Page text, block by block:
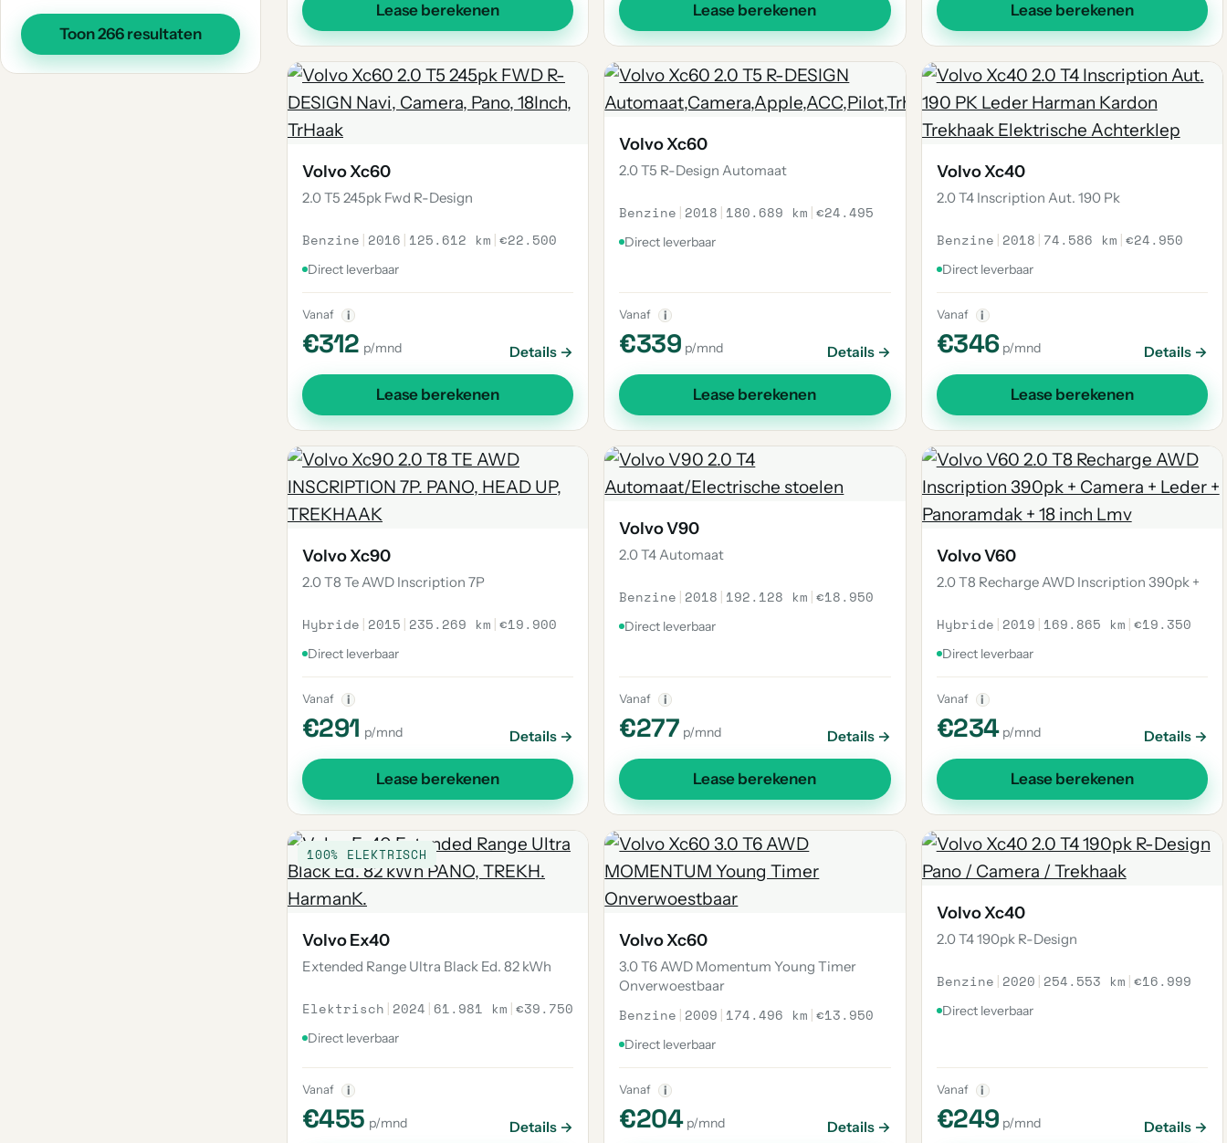
940 1
850 1
Toon 266 resultaten
Lease berekenen Lease berekenen Lease berekenen
Volvo Xc60
2.0 T5 245pk Fwd R-Design
Benzine | 2016 | 125.612 km |€22.500
Direct leverbaar
Vanaf i
€312 p/mnd Details →
Lease berekenen
Volvo Xc60
2.0 T5 R-Design Automaat
Benzine | 2018 | 180.689 km |€24.495
Direct leverbaar
Vanaf i
€339 p/mnd Details →
Lease berekenen
Volvo Xc40
2.0 T4 Inscription Aut. 190 Pk
Benzine | 2018 | 74.586 km |€24.950
Direct leverbaar
Vanaf i
€346 p/mnd Details →
Lease berekenen
Volvo Xc90
2.0 T8 Te AWD Inscription 7P
Hybride | 2015 | 235.269 km |€19.900
Direct leverbaar
Vanaf i
€291 p/mnd Details →
Lease berekenen
Volvo V90
2.0 T4 Automaat
Benzine | 2018 | 192.128 km |€18.950
Direct leverbaar
Vanaf i
€277 p/mnd Details →
Lease berekenen
Volvo V60
2.0 T8 Recharge AWD Inscription 390pk +
Hybride | 2019 | 169.865 km |€19.350
Direct leverbaar
Vanaf i
€234 p/mnd Details →
Lease berekenen
100% ELEKTRISCH
Volvo Ex40
Extended Range Ultra Black Ed. 82 kWh
Elektrisch | 2024 | 61.981 km |€39.750
Direct leverbaar
Vanaf i
€455 p/mnd Details →
Volvo Xc60
3.0 T6 AWD Momentum Young Timer
Onverwoestbaar
Benzine | 2009 | 174.496 km |€13.950
Direct leverbaar
Vanaf i
€204 p/mnd Details →
Volvo Xc40
2.0 T4 190pk R-Design
Benzine | 2020 | 254.553 km |€16.999
Direct leverbaar
Vanaf i
€249 p/mnd Details →